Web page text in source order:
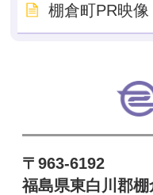
棚倉町PR映像
〒963-6192
福島県東白川郡